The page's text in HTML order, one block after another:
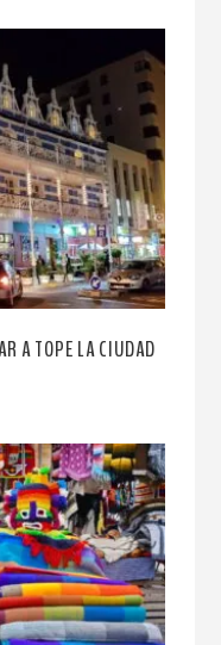
A TOPE LA CIUDAD